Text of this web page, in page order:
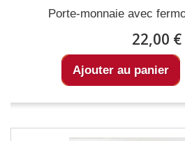
Porte-monnaie avec
22,00 €
Ajouter au panier